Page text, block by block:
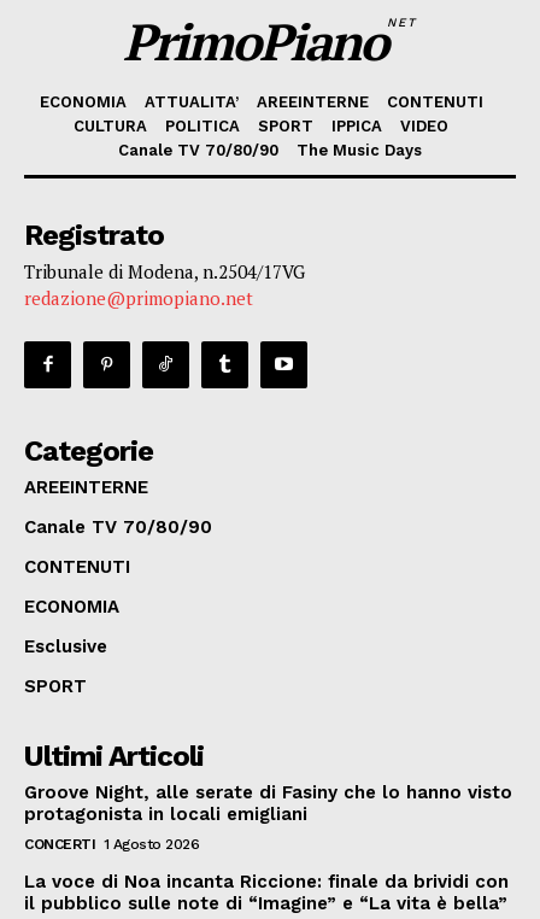
PrimoPianoNET
ECONOMIA ATTUALITA’ AREEINTERNE
CONTENUTI
CULTURA
POLITICA SPORT IPPICA
VIDEO
Canale TV 70/80/90
The Music Days
Registrato
Tribunale di Modena, n.2504/17VG
redazione@primopiano.net
Categorie
AREEINTERNE
Canale TV 70/80/90
CONTENUTI
ECONOMIA
Esclusive
SPORT
Ultimi Articoli
Groove Night, alle serate di Fasiny che lo hanno visto
protagonista in locali emigliani
CONCERTI 1 Agosto 2026
La voce di Noa incanta Riccione: finale da brividi con
il pubblico sulle note di “Imagine” e “La vita è bella”